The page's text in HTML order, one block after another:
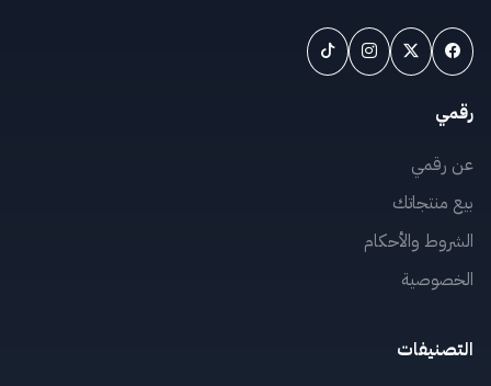
رقمي
عن رقمي
بيع منتجاتك
الشروط والأحكام
الخصوصية
التصنيفات